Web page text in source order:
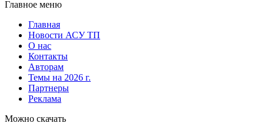
Главное меню
Главная
Новости АСУ ТП
О нас
Контакты
Авторам
Темы на 2026 г.
Партнеры
Реклама
Можно скачать